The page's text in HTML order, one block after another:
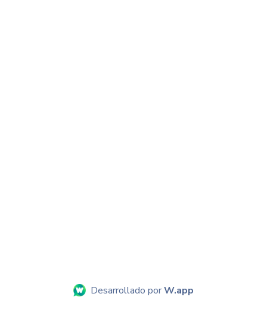
Desarrollado porW.app